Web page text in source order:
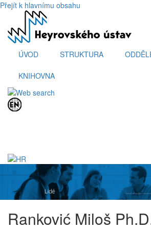
Přejít k hlavnímu obsahu
ÚVOD STRUKTURA
KNIHOVNA
Ranković Miloš